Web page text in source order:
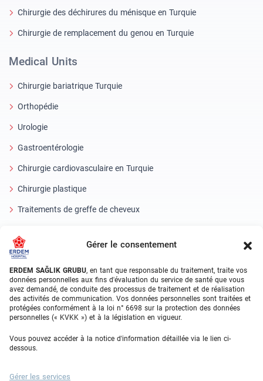
Gérer le consentement
ERDEM SAĞLIK GRUBU, en tant que responsable du traitement, traite vos
données personnelles aux fins d'évaluation du service de santé que vous
avez demandé, de conduite des processus de traitement et de réalisation
des activités de communication. Vos données personnelles sont traitées et
protégées conformément à la loi n° 6698 sur la protection des données
personnelles (« KVKK ») et à la législation en vigueur.
Vous pouvez accéder à la notice d'information détaillée via le lien ci-
dessous.
Gérer les services
Chirurgie des déchirures du ménisque en Turquie
Chirurgie de remplacement du genou en Turquie
Medical Units
Chirurgie bariatrique Turquie
Orthopédie
Urologie
Gastroentérologie
Chirurgie cardiovasculaire en Turquie
Chirurgie plastique
Traitements de greffe de cheveux
Oeil laser
About Erdem
À propos de nous
Unités médicales
Équipe médicale